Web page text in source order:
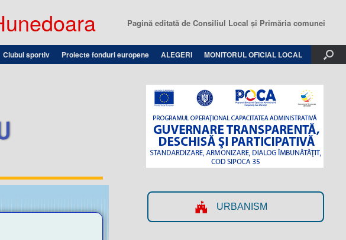
Pagină editată de Consiliul Local şi Primăria comunei
Clubul sportiv Proiecte fonduri europene ALEGERI MONITORUL OFICIAL LOCAL
URBANISM